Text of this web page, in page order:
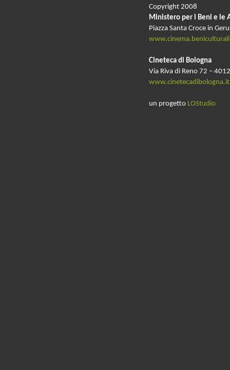
Copyright 2008
Ministero per i Beni e le
Piazza Santa Croce in
Cineteca di Bologna
Via Riva di Reno 72 –
www.cinetecadibologna.it
un progetto LOStudio